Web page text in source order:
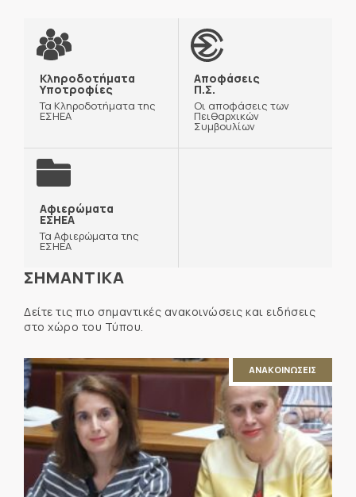
Κληροδοτήματα
Υποτροφίες
Τα Κληροδοτήματα της
ΕΣΗΕΑ
Αποφάσεις
Π.Σ.
Οι αποφάσεις των
Πειθαρχικών
Συμβουλίων
Αφιερώματα
ΕΣΗΕΑ
Τα Αφιερώματα της
ΕΣΗΕΑ
ΣΗΜΑΝΤΙΚΑ
Δείτε τις πιο σημαντικές ανακοινώσεις και ειδήσεις
στο χώρο του Τύπου.
ΑΝΑΚΟΙΝΩΣΕΙΣ